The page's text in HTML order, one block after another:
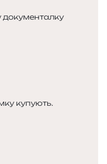
документалку
купують.